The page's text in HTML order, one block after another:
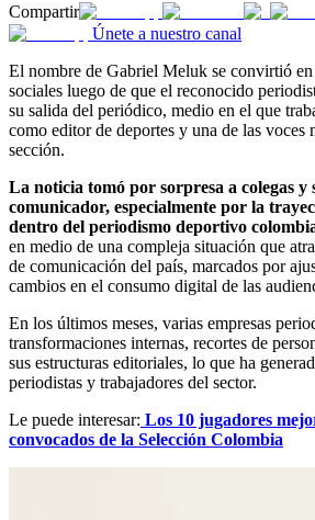
Compartir
Únete a nuestro canal
El nombre de Gabriel Meluk se convirtió en
sociales luego de que el reconocido
su salida del periódico, medio en el que
como editor de deportes y una de las voces
sección.
La noticia tomó por sorpresa a colegas y
comunicador, especialmente por la
dentro del periodismo deportivo
en medio de una compleja situación que
de comunicación del país, marcados por
cambios en el consumo digital de las
En los últimos meses, varias empresas
transformaciones internas, recortes de
sus estructuras editoriales, lo que ha
periodistas y trabajadores del sector.
Le puede interesar: Los 10 jugadores
convocados de la Selección Colombia